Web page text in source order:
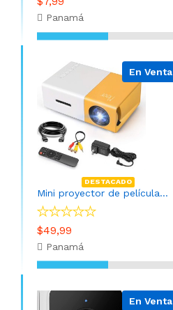
Panamá
En Venta
DESTACADO
Mini proyector de películas portátil con control remoto
$49,99
Panamá
En Venta